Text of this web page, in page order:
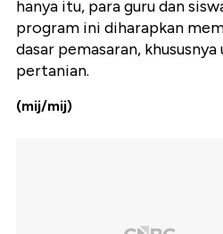
hanya itu, para guru dan
program ini diharapkan
dasar pemasaran,
pertanian.
(mij/mij)